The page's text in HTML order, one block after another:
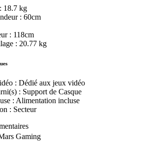
18.7 kg
: 60cm
: 118cm
: 20.77 kg
: Dédié aux jeux vidéo
: Support de Casque
: Alimentation incluse
: Secteur
Gaming